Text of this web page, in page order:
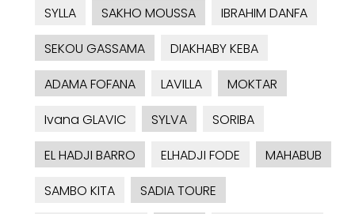
SYLLA
SAKHO MOUSSA
IBRAHIM DANFA
SEKOU GASSAMA
DIAKHABY KEBA
ADAMA FOFANA
LAVILLA
MOKTAR
Ivana GLAVIC
SYLVA
SORIBA
EL HADJI BARRO
ELHADJI FODE
MAHABUB
SAMBO KITA
SADIA TOURE